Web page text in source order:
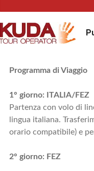
Programma di Viaggio
1° giorno: ITALIA/FEZ
Partenza con volo di
lingua italiana.
orario compatibile) e
2° giorno: FEZ